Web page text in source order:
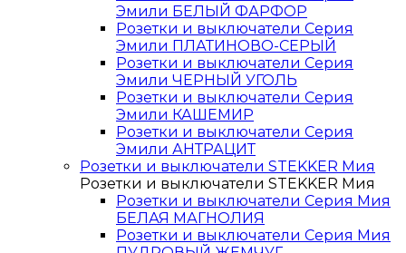
Эмили БЕЛЫЙ ФАРФОР
Розетки и выключатели Серия
Эмили ПЛАТИНОВО-СЕРЫЙ
Розетки и выключатели Серия
Эмили ЧЕРНЫЙ УГОЛЬ
Розетки и выключатели Серия
Эмили КАШЕМИР
Розетки и выключатели Серия
Эмили АНТРАЦИТ
Розетки и выключатели STEKKER Мия
Розетки и выключатели STEKKER Мия
Розетки и выключатели Серия Мия
БЕЛАЯ МАГНОЛИЯ
Розетки и выключатели Серия Мия